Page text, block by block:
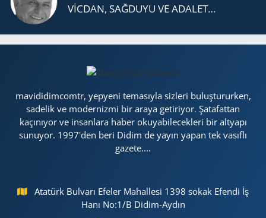
VİCDAN, SAĞ­DU­YU VE ADA­LET…
mavididimcomtr, yepyeni temasıyla sizleri buluştururken,
sadelik ve modernizmi bir araya getiriyor. Şatafattan
kaçınıyor ve insanlara haber okuyabilecekleri bir altyapı
sunuyor. 1997'den beri Didim de yayın yapan tek vasıflı
gazete....
Atatürk Bulvarı Efeler Mahallesi 1398 sokak Efendi İş
Hanı No:1/B Didim-Aydın